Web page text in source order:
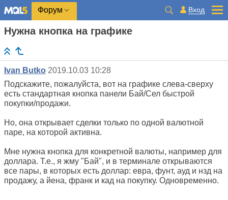
Форум Вход
Нужна кнопка на графике
Ivan Butko 2019.10.03 10:28
Подскажите, пожалуйста, вот на графике слева-сверху
есть стандартная кнопка панели Бай/Сел быстрой
покупки/продажи.
Но, она открывает сделки только по одной валютной
паре, на которой активна.
Мне нужна кнопка для конкретной валюты, например для
доллара. Т.е., я жму "Бай", и в терминале открываются
все пары, в которых есть доллар: евра, фунт, ауд и нзд на
продажу, а йена, франк и кад на покупку. Одновременно.